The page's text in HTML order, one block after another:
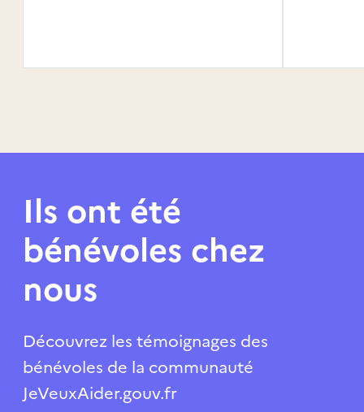
Ils ont été
bénévoles chez
nous
Découvrez les témoignages des
bénévoles de la communauté
JeVeuxAider.gouv.fr